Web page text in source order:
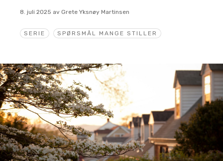
SERIE SPØRSMÅL MANGE STILLER
8. juli 2025 av Grete Yksnøy Martinsen